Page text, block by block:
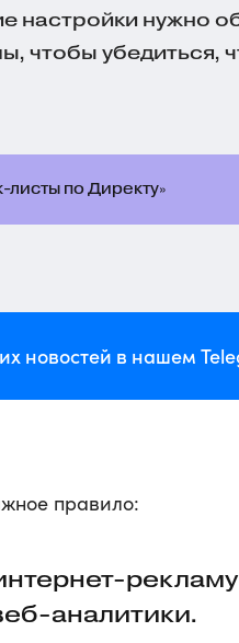
настройки нужно
чтобы убедиться,
листы по Директу»
новостей в нашем
правило:
рекламу
аналитики.